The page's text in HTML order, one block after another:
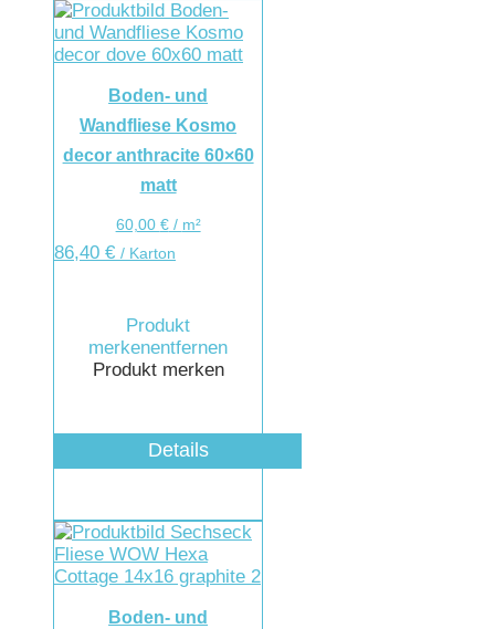
Boden- und
Wandfliese Kosmo
decor anthracite 60×60
matt
60,00 €/ m²
86,40 € / Karton
Produkt
merkenentfernen
Produkt merken
Details
Boden- und